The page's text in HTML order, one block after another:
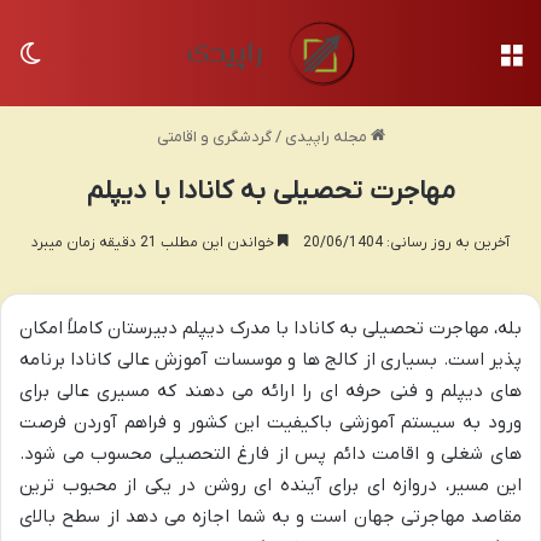
مجله راپیدی / گردشگری و اقامتی
مهاجرت تحصیلی به کانادا با دیپلم
آخرین به روز رسانی: 20/06/1404 خواندن این مطلب 21 دقیقه زمان میبرد
بله، مهاجرت تحصیلی به کانادا با مدرک دیپلم دبیرستان کاملاً امکان
پذیر است. بسیاری از کالج ها و موسسات آموزش عالی کانادا برنامه
های دیپلم و فنی حرفه ای را ارائه می دهند که مسیری عالی برای
ورود به سیستم آموزشی باکیفیت این کشور و فراهم آوردن فرصت
های شغلی و اقامت دائم پس از فارغ التحصیلی محسوب می شود.
این مسیر، دروازه ای برای آینده ای روشن در یکی از محبوب ترین
مقاصد مهاجرتی جهان است و به شما اجازه می دهد از سطح بالای